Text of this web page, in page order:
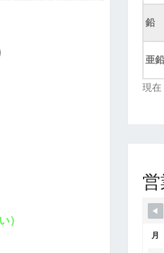
）
鉛
亜鉛
現在
営
月